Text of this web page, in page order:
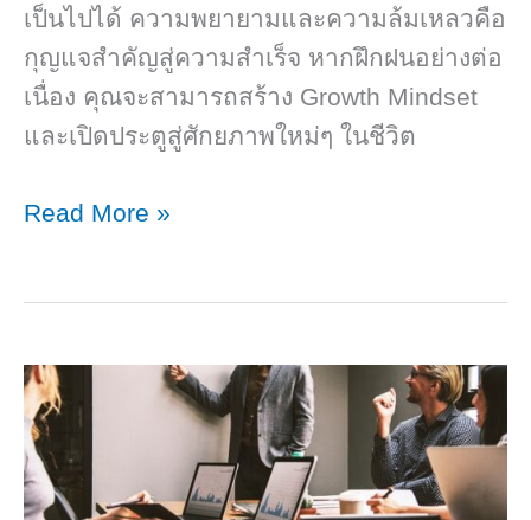
เป็นไปได้ ความพยายามและความล้มเหลวคือ
กุญแจสำคัญสู่ความสำเร็จ หากฝึกฝนอย่างต่อ
เนื่อง คุณจะสามารถสร้าง Growth Mindset
และเปิดประตูสู่ศักยภาพใหม่ๆ ในชีวิต
Fix
Read More »